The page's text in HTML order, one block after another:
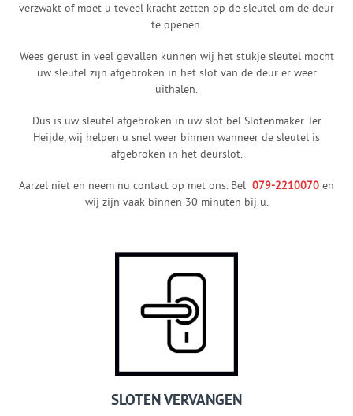
verzwakt of moet u teveel kracht zetten op de sleutel om de deur
te openen.
Wees gerust in veel gevallen kunnen wij het stukje sleutel mocht
uw sleutel zijn afgebroken in het slot van de deur er weer
uithalen.
Dus is uw sleutel afgebroken in uw slot bel Slotenmaker Ter
Heijde, wij helpen u snel weer binnen wanneer de sleutel is
afgebroken in het deurslot.
Aarzel niet en neem nu contact op met ons. Bel 079-2210070 en
wij zijn vaak binnen 30 minuten bij u.
SLOTEN VERVANGEN